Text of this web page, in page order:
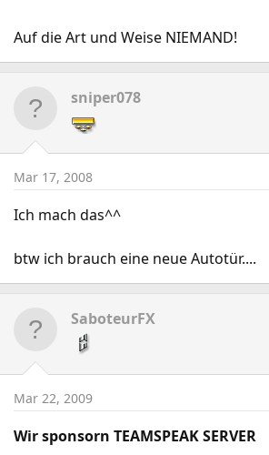
Auf die Art und Weise NIEMAND!
sniper078
Mar 17, 2008
Ich mach das^^
btw ich brauch eine neue Autotür....
SaboteurFX
Mar 22, 2009
Wir sponsorn TEAMSPEAK SERVER